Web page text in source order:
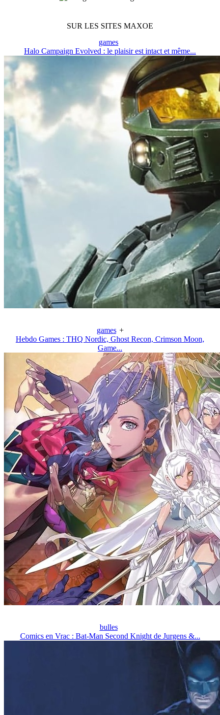
SUR LES SITES MAXOE
games
Halo Campaign Evolved : le plaisir est intact et même...
games +
Hebdo Games : THQ Nordic, Ghost Recon, Crimson Moon,
Game...
bulles
Comics en Vrac : Bat-Man Second Knight de Jurgens &...